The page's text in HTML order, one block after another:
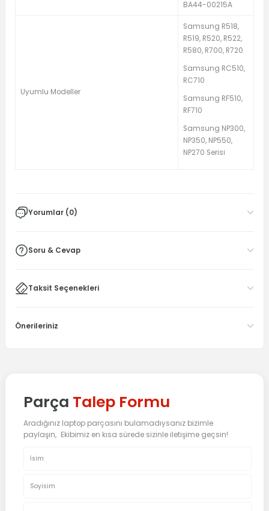
BA44-00215A
Uyumlu Modeller
Samsung R518,
R519, R520, R522,
R580, R700, R720
Samsung RC510,
RC710
Samsung RF510,
RF710
Samsung NP300,
NP350, NP550,
NP270 Serisi
Yorumlar (0)
Soru & Cevap
Taksit Seçenekleri
Önerileriniz
Parça Talep Formu
Aradığınız laptop parçasını bulamadıysanız bizimle
paylaşın, Ekibimiz en kısa sürede sizinle iletişime geçsin!